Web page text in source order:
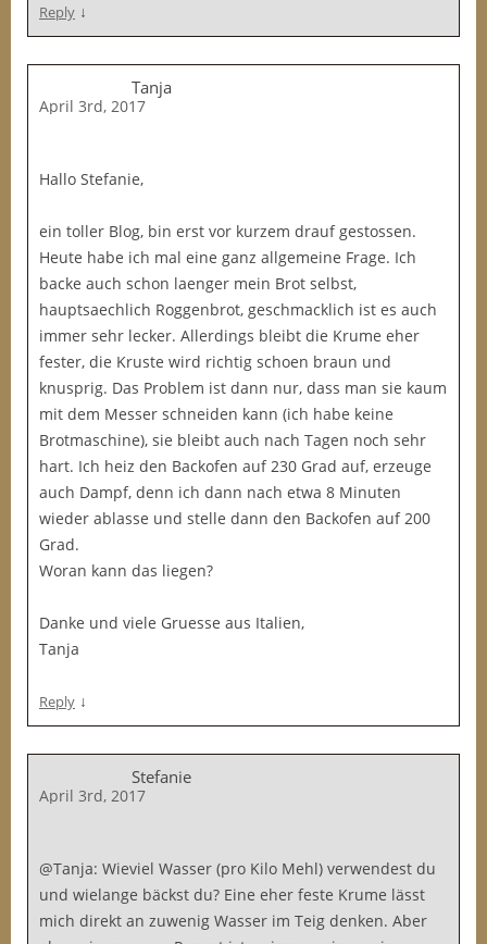
Reply ↓
Tanja
April 3rd, 2017
Hallo Stefanie,
ein toller Blog, bin erst vor kurzem drauf gestossen.
Heute habe ich mal eine ganz allgemeine Frage. Ich
backe auch schon laenger mein Brot selbst,
hauptsaechlich Roggenbrot, geschmacklich ist es auch
immer sehr lecker. Allerdings bleibt die Krume eher
fester, die Kruste wird richtig schoen braun und
knusprig. Das Problem ist dann nur, dass man sie kaum
mit dem Messer schneiden kann (ich habe keine
Brotmaschine), sie bleibt auch nach Tagen noch sehr
hart. Ich heiz den Backofen auf 230 Grad auf, erzeuge
auch Dampf, denn ich dann nach etwa 8 Minuten
wieder ablasse und stelle dann den Backofen auf 200
Grad.
Woran kann das liegen?
Danke und viele Gruesse aus Italien,
Tanja
Reply ↓
Stefanie
April 3rd, 2017
@Tanja: Wieviel Wasser (pro Kilo Mehl) verwendest du
und wielange bäckst du? Eine eher feste Krume lässt
mich direkt an zuwenig Wasser im Teig denken. Aber